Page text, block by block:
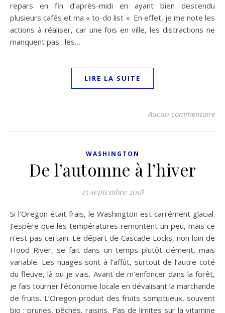
repars en fin d’après-midi en ayant bien descendu
plusieurs cafés et ma « to-do list ». En effet, je me note les
actions à réaliser, car une fois en ville, les distractions ne
manquent pas : les…
LIRE LA SUITE
Aucun commentaire
WASHINGTON
De l’automne à l’hiver
15 septembre 2018
Si l’Oregon était frais, le Washington est carrément glacial.
J’espère que les températures remontent un peu, mais ce
n’est pas certain. Le départ de Cascade Locks, non loin de
Hood River, se fait dans un temps plutôt clément, mais
variable. Les nuages sont à l’affût, surtout de l’autre coté
du fleuve, là ou je vais. Avant de m’enfoncer dans la forêt,
je fais tourner l’économie locale en dévalisant la marchande
de fruits. L’Oregon produit des fruits somptueux, souvent
bio : prunes, pêches, raisins. Pas de limites sur la vitamine